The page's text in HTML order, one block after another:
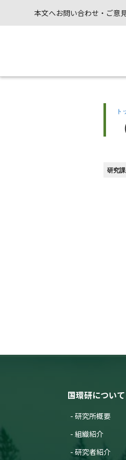
本文へお問い合わせ・ご意
ト
研究
国環研について
研究所概要
組織紹介
研究者紹介